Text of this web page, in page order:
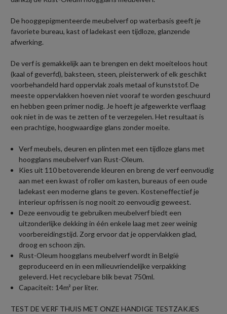
De hooggepigmenteerde meubelverf op waterbasis geeft je
favoriete bureau, kast of ladekast een tijdloze, glanzende
afwerking.
De verf is gemakkelijk aan te brengen en dekt moeiteloos hout
(kaal of geverfd), baksteen, steen, pleisterwerk of elk geschikt
voorbehandeld hard oppervlak zoals metaal of kunststof. De
meeste oppervlakken hoeven niet vooraf te worden geschuurd
en hebben geen primer nodig. Je hoeft je afgewerkte verflaag
ook niet in de was te zetten of te verzegelen. Het resultaat is
een prachtige, hoogwaardige glans zonder moeite.
Verf meubels, deuren en plinten met een tijdloze glans met
hoogglans meubelverf van Rust-Oleum.
Kies uit 110 betoverende kleuren en breng de verf eenvoudig
aan met een kwast of roller om kasten, bureaus of een oude
ladekast een moderne glans te geven. Kosteneffectief je
interieur opfrissen is nog nooit zo eenvoudig geweest.
Deze eenvoudig te gebruiken meubelverf biedt een
uitzonderlijke dekking in één enkele laag met zeer weinig
voorbereidingstijd. Zorg ervoor dat je oppervlakken glad,
droog en schoon zijn.
Rust-Oleum hoogglans meubelverf wordt in België
geproduceerd en in een milieuvriendelijke verpakking
geleverd. Het recyclebare blik bevat 750ml.
Capaciteit: 14m² per liter.
TEST DE VERF THUIS MET ONZE HANDIGE TESTZAKJES